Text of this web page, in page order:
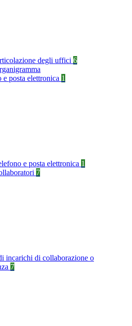
degli uffici 6
e posta elettronica 1
e posta elettronica 1
7
incarichi di collaborazione o
7